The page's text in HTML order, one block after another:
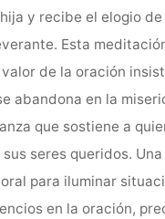
y recibe el elogio
Esta
de la oración
abandona en la
que sostiene a
seres queridos.
para iluminar
en la oración,